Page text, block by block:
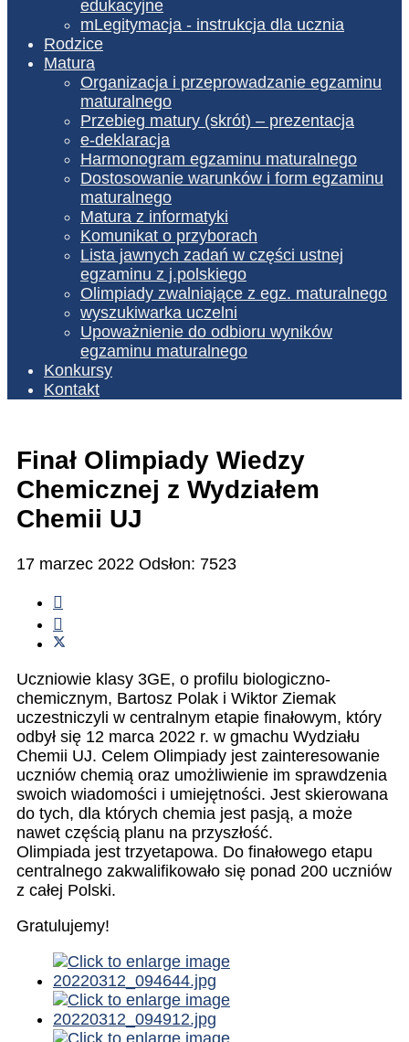
edukacyjne
mLegitymacja - instrukcja dla ucznia
Rodzice
Matura
Organizacja i przeprowadzanie egzaminu
maturalnego
Przebieg matury (skrót) – prezentacja
e-deklaracja
Harmonogram egzaminu maturalnego
Dostosowanie warunków i form egzaminu
maturalnego
Matura z informatyki
Komunikat o przyborach
Lista jawnych zadań w części ustnej
egzaminu z j.polskiego
Olimpiady zwalniające z egz. maturalnego
wyszukiwarka uczelni
Upoważnienie do odbioru wyników
egzaminu maturalnego
Konkursy
Kontakt
Finał Olimpiady Wiedzy
Chemicznej z Wydziałem
Chemii UJ
17 marzec 2022 Odsłon: 7523
Uczniowie klasy 3GE, o profilu biologiczno-
chemicznym, Bartosz Polak i Wiktor Ziemak
uczestniczyli w centralnym etapie finałowym, który
odbył się 12 marca 2022 r. w gmachu Wydziału
Chemii UJ. Celem Olimpiady jest zainteresowanie
uczniów chemią oraz umożliwienie im sprawdzenia
swoich wiadomości i umiejętności. Jest skierowana
do tych, dla których chemia jest pasją, a może
nawet częścią planu na przyszłość.
Olimpiada jest trzyetapowa. Do finałowego etapu
centralnego zakwalifikowało się ponad 200 uczniów
z całej Polski.
Gratulujemy!